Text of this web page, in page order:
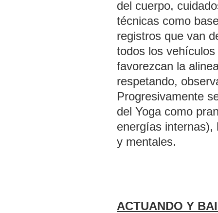
del cuerpo,
técnicas como
registros que van
todos los
favorezcan la
respetando,
Progresivamente
del Yoga como
energías internas),
y mentales.
ACTUANDO Y